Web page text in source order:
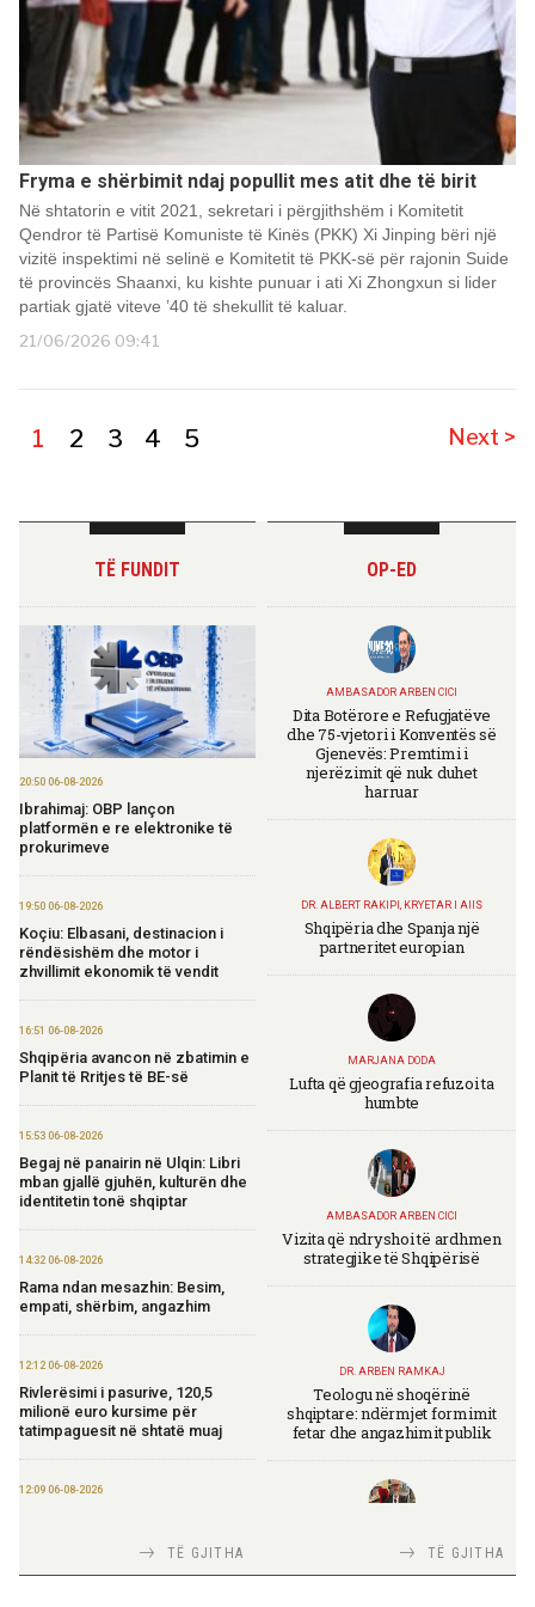
Fryma e shërbimit ndaj popullit mes atit dhe të birit
Në shtatorin e vitit 2021, sekretari i përgjithshëm i Komitetit
Qendror të Partisë Komuniste të Kinës (PKK) Xi Jinping bëri një
vizitë inspektimi në selinë e Komitetit të PKK-së për rajonin Suide
të provincës Shaanxi, ku kishte punuar i ati Xi Zhongxun si lider
partiak gjatë viteve ’40 të shekullit të kaluar.
21/06/2026 09:41
1 2 3 4 5 Next >
TË FUNDIT
20:50 06-08-2026
Ibrahimaj: OBP lançon
platformën e re elektronike të
prokurimeve
19:50 06-08-2026
Koçiu: Elbasani, destinacion i
rëndësishëm dhe motor i
zhvillimit ekonomik të vendit
16:51 06-08-2026
Shqipëria avancon në zbatimin e
Planit të Rritjes të BE-së
15:53 06-08-2026
Begaj në panairin në Ulqin: Libri
mban gjallë gjuhën, kulturën dhe
identitetin tonë shqiptar
14:32 06-08-2026
Rama ndan mesazhin: Besim,
empati, shërbim, angazhim
12:12 06-08-2026
Rivlerësimi i pasurive, 120,5
milionë euro kursime për
tatimpaguesit në shtatë muaj
12:09 06-08-2026
TË GJITHA
OP-ED
AMBASADOR ARBEN CICI
Dita Botërore e Refugjatëve
dhe 75-vjetori i Konventës së
Gjenevës: Premtimi i
njerëzimit që nuk duhet
harruar
DR. ALBERT RAKIPI, KRYETAR I AIIS
Shqipëria dhe Spanja një
partneritet europian
MARJANA DODA
Lufta që gjeografia refuzoi ta
humbte
AMBASADOR ARBEN CICI
Vizita që ndryshoi të ardhmen
strategjike të Shqipërisë
DR. ARBEN RAMKAJ
Teologu në shoqërinë
shqiptare: ndërmjet formimit
fetar dhe angazhimit publik
TIRANA DIPLOMATTË GJITHA